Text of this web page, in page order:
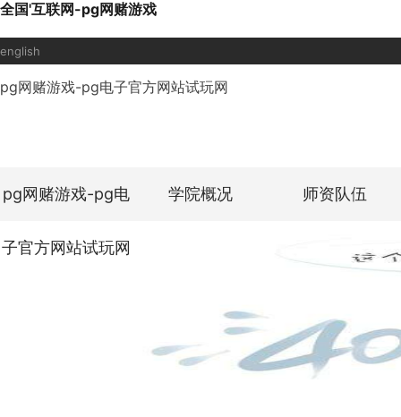
全国'互联网-pg网赌游戏
english
pg网赌游戏-pg电子官方网站试玩网
pg网赌游戏-pg电
子官方网站试玩网
学院概况 师资队伍